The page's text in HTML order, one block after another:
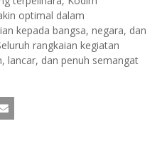
optimal dalam
kepada bangsa, negara, dan
rangkaian kegiatan
lancar, dan penuh semangat